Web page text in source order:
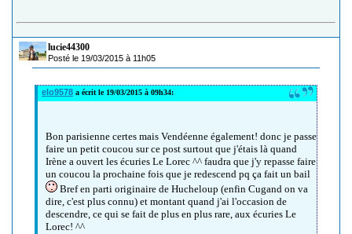
lucie44300
Posté le 19/03/2015 à 11h05
elo9578 a écrit le 19/03/2015 à 09h34:
Bon parisienne certes mais Vendéenne également! donc je passe
faire un petit coucou sur ce post surtout que j'étais là quand
Irène a ouvert les écuries Le Lorec ^^ faudra que j'y repasse faire
un coucou la prochaine fois que je redescend pq ça fait un bail
Bref en parti originaire de Hucheloup (enfin Cugand on va
dire, c'est plus connu) et montant quand j'ai l'occasion de
descendre, ce qui se fait de plus en plus rare, aux écuries Le
Lorec! ^^